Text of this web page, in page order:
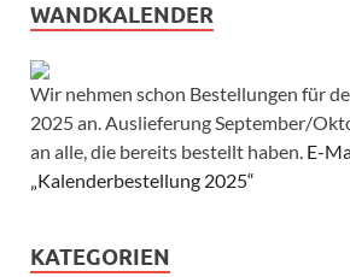
WANDKALENDER
Wir nehmen schon Bestellungen für
2025 an. Auslieferung September/
an alle, die bereits bestellt haben. E-
„Kalenderbestellung 2025“
KATEGORIEN